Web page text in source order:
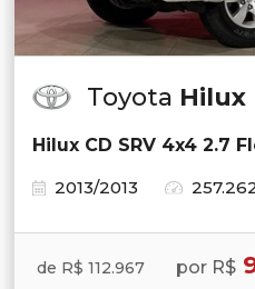
Toyota Hilux
Hilux CD SRV 4x4 2.7
2013/2013
de R$ 112.967 por R$